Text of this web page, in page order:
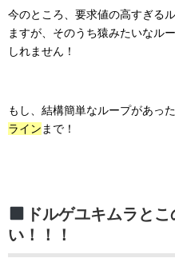
今のところ、要求値の高すぎる
ますが、そのうち猿みたいなル
しれません！
もし、結構簡単なループがあった
ライン まで！
ドルゲユキムラと
い！！！